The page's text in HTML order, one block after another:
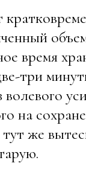
время
три
волевого
на
же